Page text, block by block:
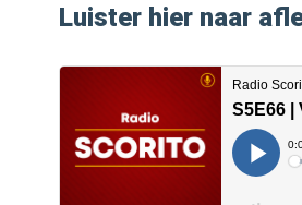
Luister hier naar